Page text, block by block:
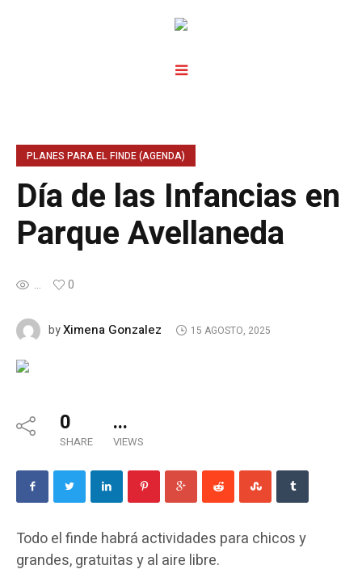
PLANES PARA EL FINDE (AGENDA)
Día de las Infancias en
Parque Avellaneda
... 0
byXimena Gonzalez 15 AGOSTO, 2025
0
SHARE
...
VIEWS
Todo el finde habrá actividades para chicos y
grandes, gratuitas y al aire libre.